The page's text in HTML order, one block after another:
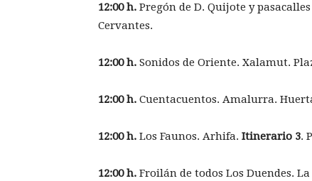
12:00 h. Pregón de D. Quijote y
Cervantes.
12:00 h. Sonidos de Oriente. Xalamut.
12:00 h. Cuentacuentos. Amalurra.
12:00 h. Los Faunos. Arhifa. Itinerario 3.
12:00 h. Froilán de todos Los Duendes.